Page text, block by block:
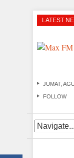
LATEST
JUMAT,
FOLLOW